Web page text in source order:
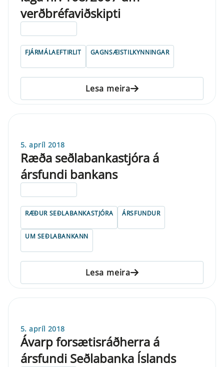
verðbréfaviðskipti
FJÁRMÁLAEFTIRLIT GAGNSÆISTILKYNNINGAR
Lesa meira
5. apríl 2018
Ræða seðlabankastjóra á
ársfundi bankans
RÆÐUR SEÐLABANKASTJÓRA ÁRSFUNDUR
UM SEÐLABANKANN
Lesa meira
5. apríl 2018
Ávarp forsætisráðherra á
ársfundi Seðlabanka Íslands